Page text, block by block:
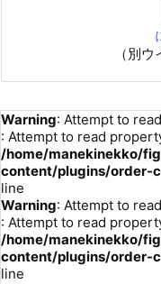
（別
Warning: Attempt to
: Attempt to read
/home/manekinekko/
content/plugins/order-
line
Warning: Attempt to
: Attempt to read
/home/manekinekko/
content/plugins/order-
line